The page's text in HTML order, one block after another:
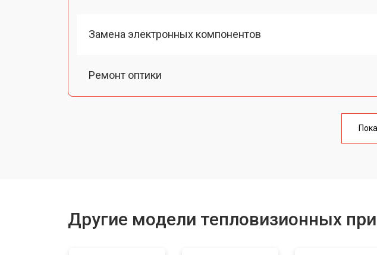
Замена электронных компонентов
Ремонт оптики
Другие модели тепловизионных